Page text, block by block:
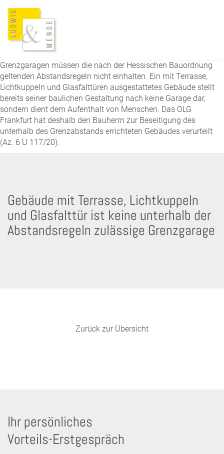
Grenzgaragen müssen die nach der Hessischen Bauordnung
geltenden Abstandsregeln nicht einhalten. Ein mit Terrasse,
Lichtkuppeln und Glasfalttüren ausgestattetes Gebäude stellt
bereits seiner baulichen Gestaltung nach keine Garage dar,
sondern dient dem Aufenthalt von Menschen. Das OLG
Frankfurt hat deshalb den Bauherrn zur Beseitigung des
unterhalb des Grenzabstands errichteten Gebäudes verurteilt
(Az. 6 U 117/20).
Gebäude mit Terrasse, Lichtkuppeln
und Glasfalttür ist keine unterhalb der
Abstandsregeln zulässige Grenzgarage
Zurück zur Übersicht
Ihr persönliches
Vorteils-Erstgespräch